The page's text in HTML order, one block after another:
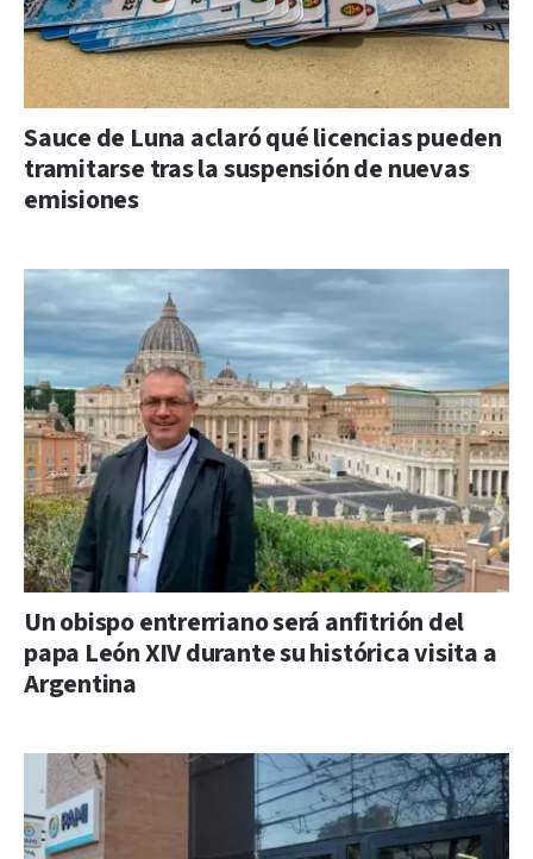
Sauce de Luna aclaró qué licencias pueden
tramitarse tras la suspensión de nuevas
emisiones
Un obispo entrerriano será anfitrión del
papa León XIV durante su histórica visita a
Argentina